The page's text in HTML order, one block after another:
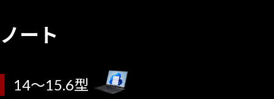
ノート
14～15.6型